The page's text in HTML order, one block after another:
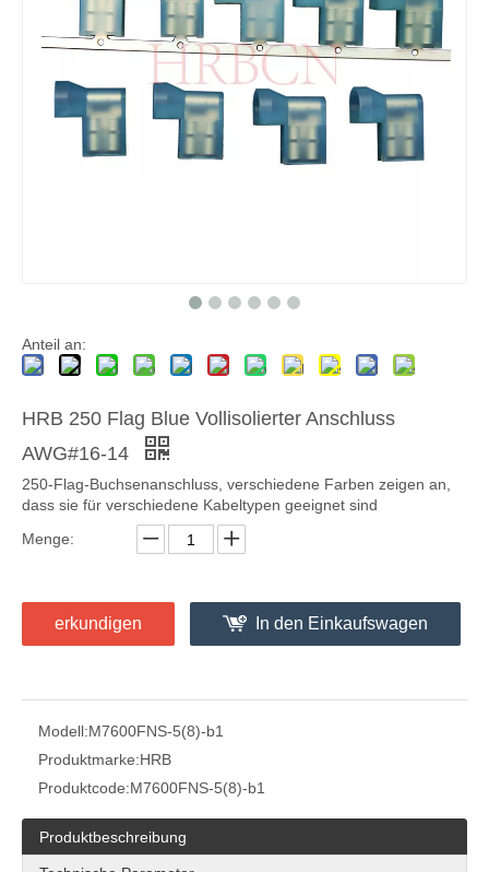
Anteil an:
HRB 250 Flag Blue Vollisolierter Anschluss
AWG#16-14
250-Flag-Buchsenanschluss, verschiedene Farben zeigen an,
dass sie für verschiedene Kabeltypen geeignet sind
Menge:
erkundigen In den Einkaufswagen
Modell:M7600FNS-5(8)-b1
Produktmarke:HRB
Produktcode:M7600FNS-5(8)-b1
Produktbeschreibung